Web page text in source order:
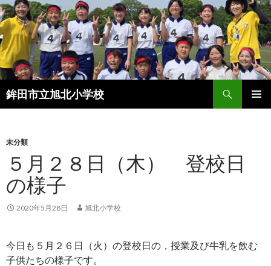
鉾田市立旭北小学校
索
ン
ツ
へ
ス
キ
ッ
未分類
５月２８日（木） 登校日
の様子
2020年5月28日 旭北小学校
今日も５月２６日（火）の登校日の，授業及び牛乳を飲む
子供たちの様子です。